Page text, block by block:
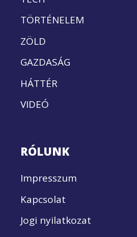
TÖRTÉNELEM
ZÖLD
GAZDASÁG
HÁTTÉR
VIDEÓ
RÓLUNK
Impresszum
Kapcsolat
Jogi nyilatkozat